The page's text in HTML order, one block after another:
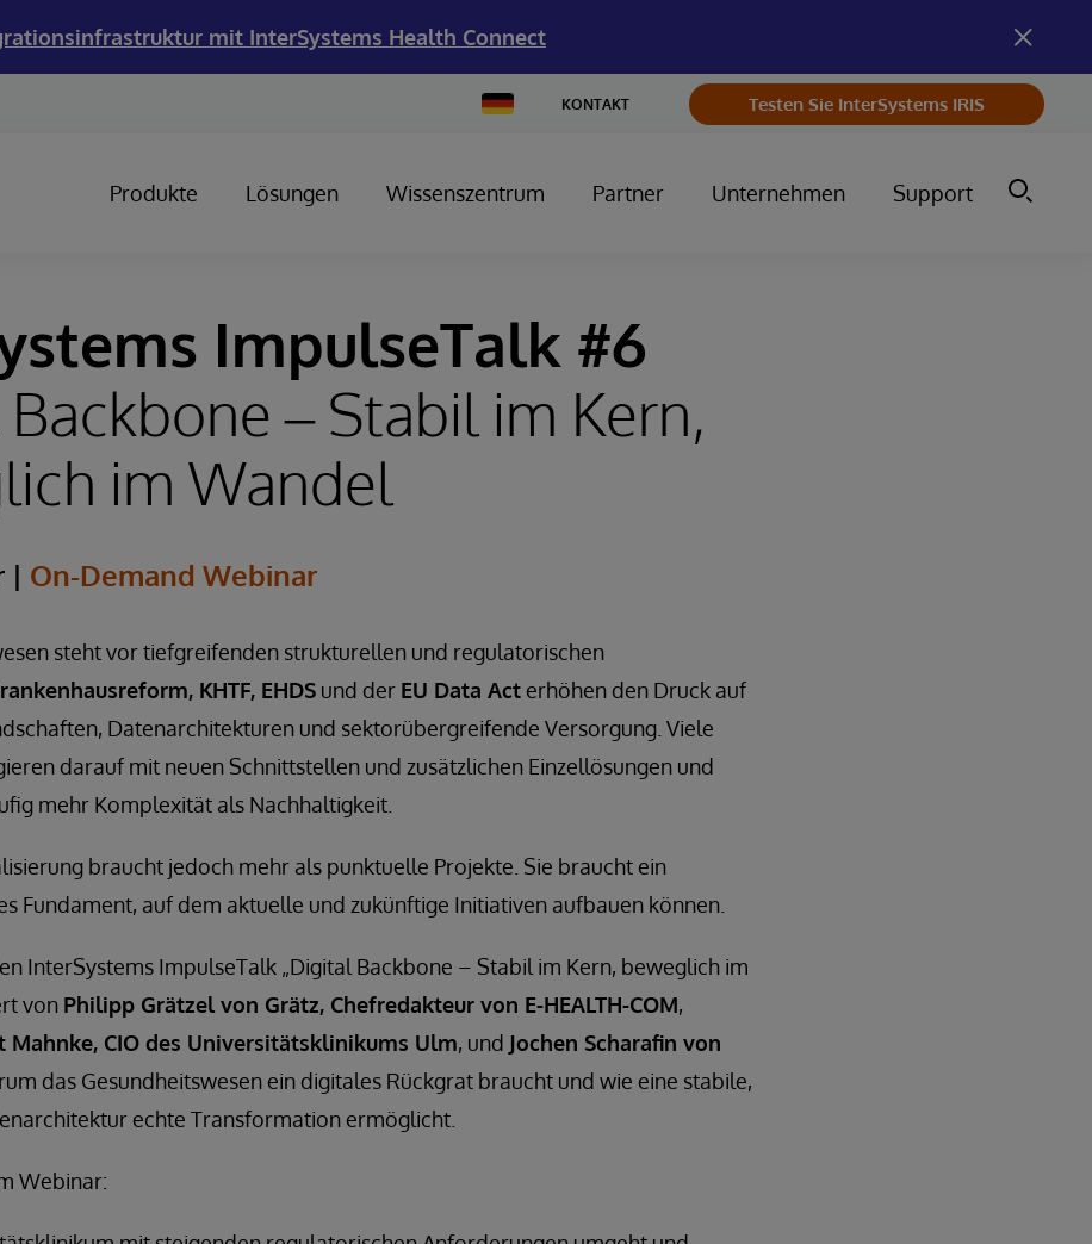
mit InterSystems Health Connect
Change
Country
KONTAKT Testen Sie InterSystems IRIS
Produkte Lösungen Wissenszentrum Partner Unternehmen Support
ImpulseTalk #6
– Stabil im Kern,
im Wandel
| On-Demand Webinar
steht vor tiefgreifenden strukturellen und regulatorischen
KHTF, EHDS und der EU Data Act erhöhen den Druck auf
Datenarchitekturen und sektorübergreifende Versorgung. Viele
darauf mit neuen Schnittstellen und zusätzlichen Einzellösungen und
mehr Komplexität als Nachhaltigkeit.
braucht jedoch mehr als punktuelle Projekte. Sie braucht ein
Fundament, auf dem aktuelle und zukünftige Initiativen aufbauen können.
InterSystems ImpulseTalk „Digital Backbone – Stabil im Kern, beweglich im
von Philipp Grätzel von Grätz, Chefredakteur von E-HEALTH-COM,
Mahnke, CIO des Universitätsklinikums Ulm, und Jochen Scharafin von
das Gesundheitswesen ein digitales Rückgrat braucht und wie eine stabile,
echte Transformation ermöglicht.
Webinar: